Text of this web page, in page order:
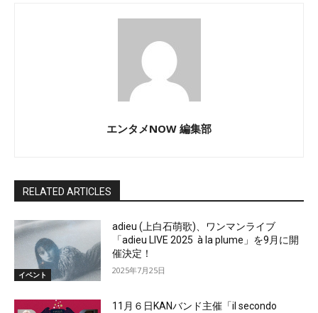
エンタメNOW 編集部
RELATED ARTICLES
イベント
adieu (上白石萌歌)、ワンマンライブ
「adieu LIVE 2025 à la plume」を9月に開
催決定！
2025年7月25日
11月６日KANバンド主催「il secondo